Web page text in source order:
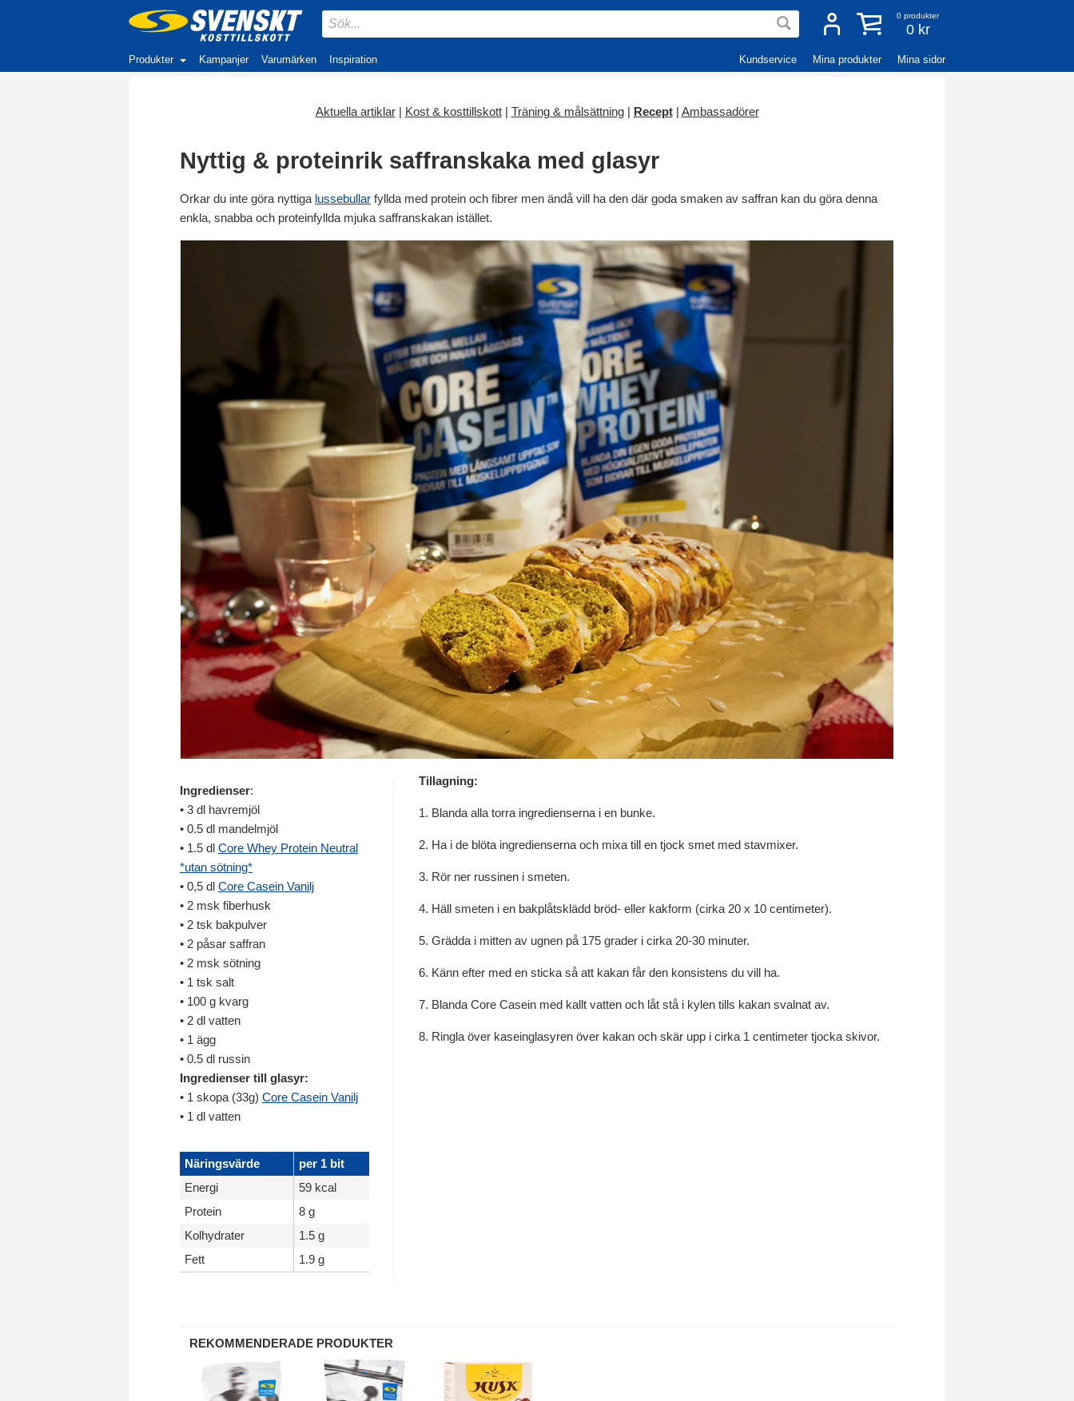
0 produkter
0 kr
Produkter Kampanjer Varumärken Inspiration Kundservice Mina produkter Mina sidor
Aktuella artiklar| Kost & kosttillskott| Träning & målsättning| Recept| Ambassadörer
Nyttig & proteinrik saffranskaka med glasyr
Orkar du inte göra nyttiga lussebullar fyllda med protein och fibrer men ändå vill ha den där goda smaken av saffran kan du göra denna
enkla, snabba och proteinfyllda mjuka saffranskakan istället.
Ingredienser:
• 3 dl havremjöl
• 0.5 dl mandelmjöl
• 1.5 dl Core Whey Protein Neutral
*utan sötning*
• 0,5 dl Core Casein Vanilj
• 2 msk fiberhusk
• 2 tsk bakpulver
• 2 påsar saffran
• 2 msk sötning
• 1 tsk salt
• 100 g kvarg
• 2 dl vatten
• 1 ägg
• 0.5 dl russin
Ingredienser till glasyr:
• 1 skopa (33g) Core Casein Vanilj
• 1 dl vatten
Näringsvärde
per 1 bit
Energi
59 kcal
Protein
8 g
Kolhydrater
1.5 g
Fett
1.9 g
Tillagning:
1. Blanda alla torra ingredienserna i en bunke.
2. Ha i de blöta ingredienserna och mixa till en tjock smet med stavmixer.
3. Rör ner russinen i smeten.
4. Häll smeten i en bakplåtsklädd bröd- eller kakform (cirka 20 x 10 centimeter).
5. Grädda i mitten av ugnen på 175 grader i cirka 20-30 minuter.
6. Känn efter med en sticka så att kakan får den konsistens du vill ha.
7. Blanda Core Casein med kallt vatten och låt stå i kylen tills kakan svalnat av.
8. Ringla över kaseinglasyren över kakan och skär upp i cirka 1 centimeter tjocka skivor.
REKOMMENDERADE PRODUKTER